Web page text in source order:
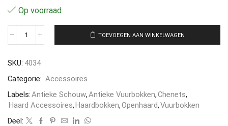
Op voorraad
TOEVOEGEN AAN WINKELWAGEN
SKU: 4034
Categorie: Accessoires
Labels:Antieke Schouw,Antieke Vuurbokken,Chenets,
Haard Accessoires,Haardbokken,Openhaard,Vuurbokken
Deel: